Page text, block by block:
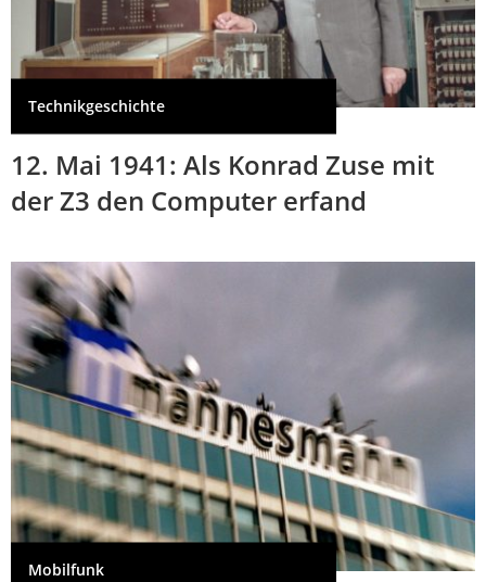
Technikgeschichte
12. Mai 1941: Als Konrad Zuse mit
der Z3 den Computer erfand
Mobilfunk